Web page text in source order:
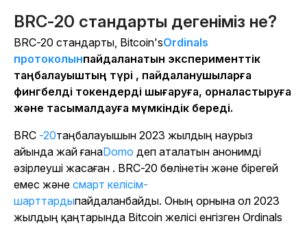
BRC-20 стандарты дегеніміз не?
BRC-20 стандарты, Bitcoin'sOrdinals
протоколынпайдаланатын эксперименттік
таңбалауыштың түрі , пайдаланушыларға
фингбелді токендерді шығаруға, орналастыруға
және тасымалдауға мүмкіндік береді.
BRC -20таңбалауышын 2023 жылдың наурыз
айында жай ғанаDomo деп аталатын анонимді
әзірлеуші жасаған . BRC-20 бөлінетін және бірегей
емес және смарт келісім-
шарттардыпайдаланбайды. Оның орнына ол 2023
жылдың қаңтарында Bitcoin желісі енгізген Ordinals